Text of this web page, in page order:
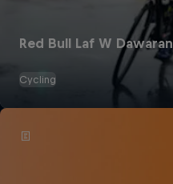
Red Bull Laf W Dawaran
Cycling